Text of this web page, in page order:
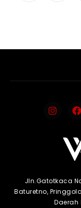
Jln.Gatotkaca
Baturetno,
Daerah